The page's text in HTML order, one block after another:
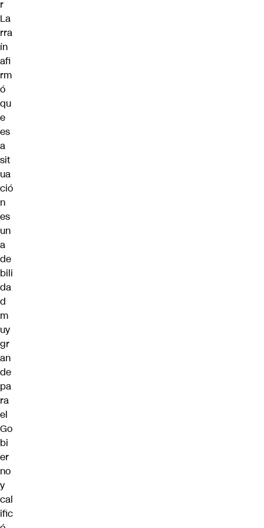
r
La
rra
ín
afi
rm
ó
qu
e
es
a
sit
ua
ció
n
es
un
a
de
bili
da
d
m
uy
gr
an
de
pa
ra
el
Go
bi
er
no
y
cal
ific